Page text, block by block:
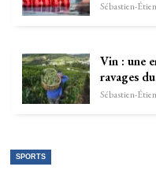
Vin : une
ravages
SPORTS